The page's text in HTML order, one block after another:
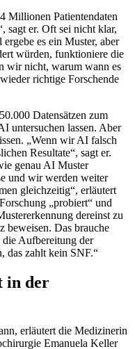
Millionen Patientendaten
sagt er. Oft sei nicht klar,
es ein Muster, aber
würden, funktioniere die
wir nicht, warum wann es
richtige Forschende
Datensätzen zum
untersuchen lassen. Aber
„Wenn wir AI falsch
Resultate“, sagt er.
genau AI Muster
und wir werden weiter
gleichzeitig“, erläutert
„probiert“ und
dereinst zu
beweisen. Das brauche
Aufbereitung der
das zahlt kein SNF.“
in der
erläutert die Medizinerin
Emanuela Keller